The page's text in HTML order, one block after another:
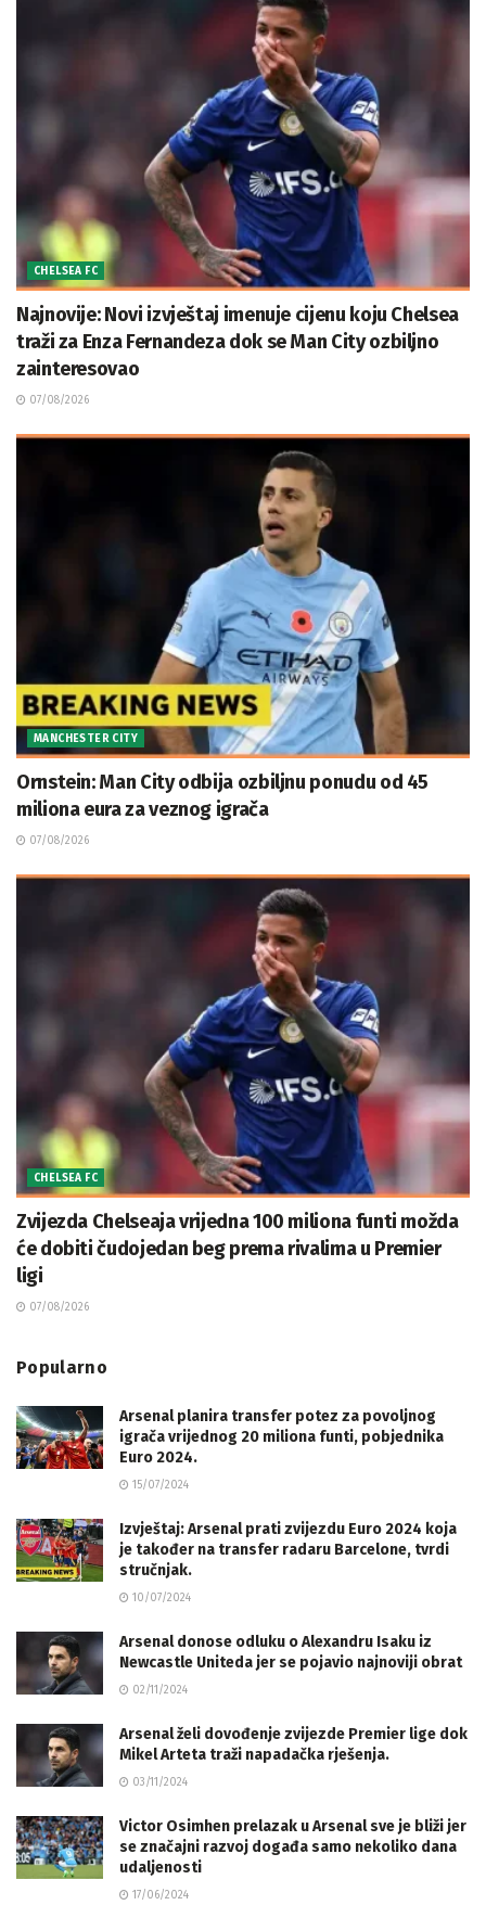
CHELSEA FC
Najnovije: Novi izvještaj imenuje cijenu koju Chelsea
traži za Enza Fernandeza dok se Man City ozbiljno
zainteresovao
07/08/2026
MANCHESTER CITY
Ornstein: Man City odbija ozbiljnu ponudu od 45
miliona eura za veznog igrača
07/08/2026
CHELSEA FC
Zvijezda Chelseaja vrijedna 100 miliona funti možda
će dobiti čudojedan beg prema rivalima u Premier
ligi
07/08/2026
Popularno
Arsenal planira transfer potez za povoljnog
igrača vrijednog 20 miliona funti, pobjednika
Euro 2024.
15/07/2024
Izvještaj: Arsenal prati zvijezdu Euro 2024 koja
je također na transfer radaru Barcelone, tvrdi
stručnjak.
10/07/2024
Arsenal donose odluku o Alexandru Isaku iz
Newcastle Uniteda jer se pojavio najnoviji obrat
02/11/2024
Arsenal želi dovođenje zvijezde Premier lige dok
Mikel Arteta traži napadačka rješenja.
03/11/2024
Victor Osimhen prelazak u Arsenal sve je bliži jer
se značajni razvoj događa samo nekoliko dana
udaljenosti
17/06/2024